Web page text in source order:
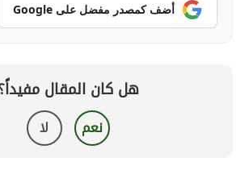
أضف كمصدر مفضل على Google
هل كان المقال
نعم لا